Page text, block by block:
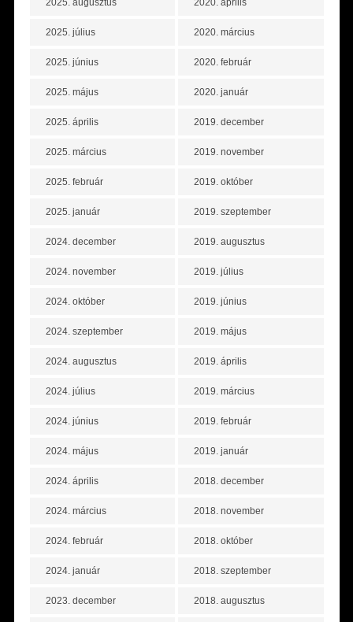
2025. augusztus
2025. július
2025. június
2025. május
2025. április
2025. március
2025. február
2025. január
2024. december
2024. november
2024. október
2024. szeptember
2024. augusztus
2024. július
2024. június
2024. május
2024. április
2024. március
2024. február
2024. január
2023. december
2020. április
2020. március
2020. február
2020. január
2019. december
2019. november
2019. október
2019. szeptember
2019. augusztus
2019. július
2019. június
2019. május
2019. április
2019. március
2019. február
2019. január
2018. december
2018. november
2018. október
2018. szeptember
2018. augusztus